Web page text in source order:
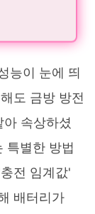
능이 눈에 띄
도 금방 방전
속상하셨
특별한 방법
전 임계값'
배터리가